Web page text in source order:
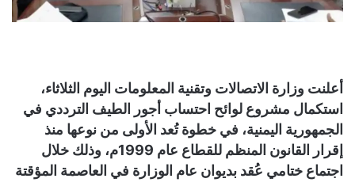
أعلنت وزارة الاتصالات وتقنية المعلومات اليوم الثلاثاء،
استكمال مشروع لوائح احتساب أجور الطيف الترددي في
الجمهورية اليمنية، في خطوة تُعد الأولى من نوعها منذ
إقرار القانون المنظم للقطاع عام 1999م، وذلك خلال
اجتماع ختامي عُقد بديوان عام الوزارة في العاصمة المؤقتة